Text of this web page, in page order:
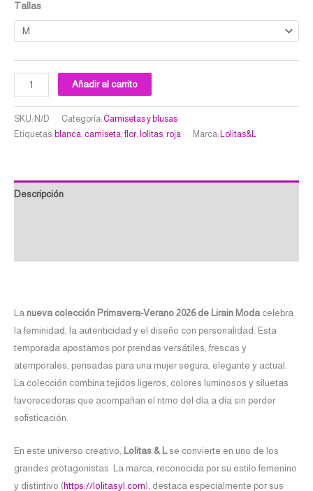
Tallas
Añadir al carrito
SKU: N/D Categoría: Camisetas y blusas
Etiquetas: blanca, camiseta, flor, lolitas, roja Marca: Lolitas&L
Descripción
La nueva colección Primavera-Verano 2026 de Lirain Modacelebra
la feminidad, la autenticidad y el diseño con personalidad. Esta
temporada apostamos por prendas versátiles, frescas y
atemporales, pensadas para una mujer segura, elegante y actual.
La colección combina tejidos ligeros, colores luminosos y siluetas
favorecedoras que acompañan el ritmo del día a día sin perder
sofisticación.
En este universo creativo, Lolitas & Lse convierte en uno de los
grandes protagonistas. La marca, reconocida por su estilo femenino
y distintivo (https://lolitasyl.com), destaca especialmente por sus